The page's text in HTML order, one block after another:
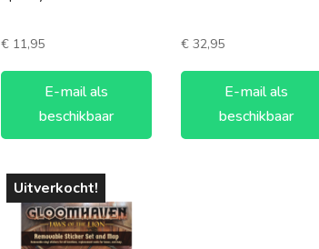
5 spelers
€11,95
E-mail als
beschikbaar
€32,95
E-mail als
beschikbaar
Uitverkocht!